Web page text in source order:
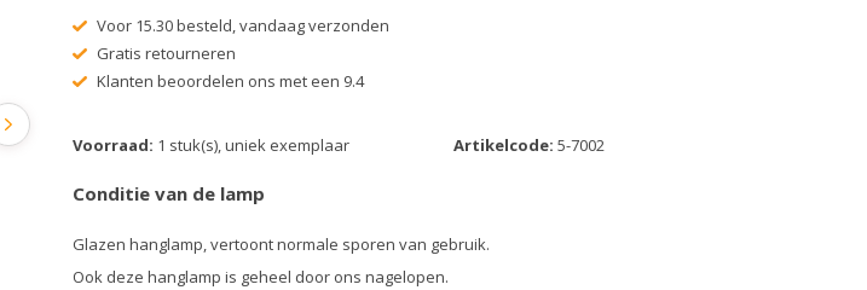
Voor 15.30 besteld, vandaag verzonden
Gratis retourneren
Klanten beoordelen ons met een 9.4
Voorraad: 1 stuk(s), uniek exemplaar Artikelcode: 5-7002
Conditie van de lamp
Glazen hanglamp, vertoont normale sporen van gebruik.
Ook deze hanglamp is geheel door ons nagelopen.